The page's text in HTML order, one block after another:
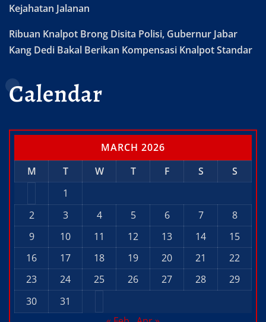
Kejahatan Jalanan
Ribuan Knalpot Brong Disita Polisi, Gubernur Jabar
Kang Dedi Bakal Berikan Kompensasi Knalpot Standar
Calendar
MARCH 2026
M
T W T F S
S
1
2
3 4 5 6 7
8
9
10 11 12 13 14
15
16
17 18 19 20 21
22
23
24 25 26 27 28
29
30
31